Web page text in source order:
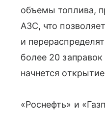
объемы топлива,
АЗС, что
и
более 20
начнется
«Роснефть» и